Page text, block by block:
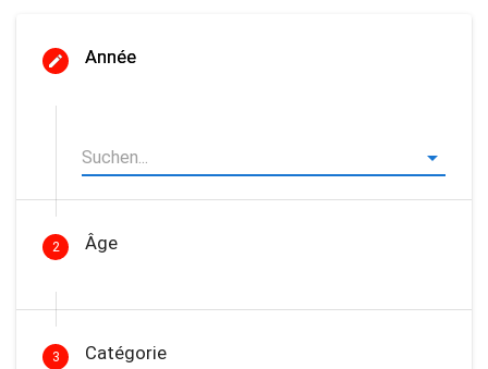
Année
2 Âge
3 Catégorie